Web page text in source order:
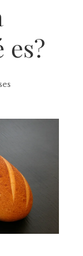
es?